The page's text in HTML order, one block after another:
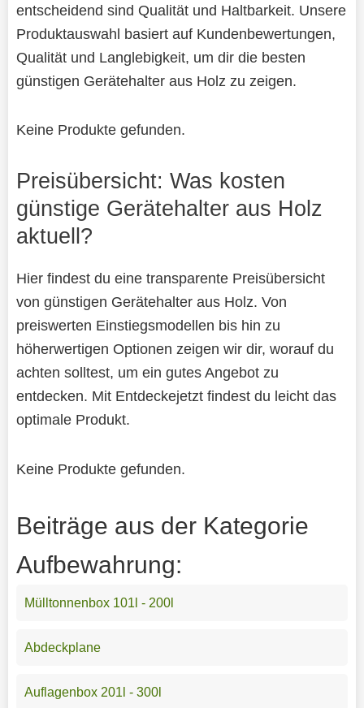
entscheidend sind Qualität und Haltbarkeit. Unsere
Produktauswahl basiert auf Kundenbewertungen,
Qualität und Langlebigkeit, um dir die besten
günstigen Gerätehalter aus Holz zu zeigen.
Keine Produkte gefunden.
Preisübersicht: Was kosten
günstige Gerätehalter aus Holz
aktuell?
Hier findest du eine transparente Preisübersicht
von günstigen Gerätehalter aus Holz. Von
preiswerten Einstiegsmodellen bis hin zu
höherwertigen Optionen zeigen wir dir, worauf du
achten solltest, um ein gutes Angebot zu
entdecken. Mit Entdeckejetzt findest du leicht das
optimale Produkt.
Keine Produkte gefunden.
Beiträge aus der Kategorie
Aufbewahrung:
Mülltonnenbox 101l - 200l
Abdeckplane
Auflagenbox 201l - 300l